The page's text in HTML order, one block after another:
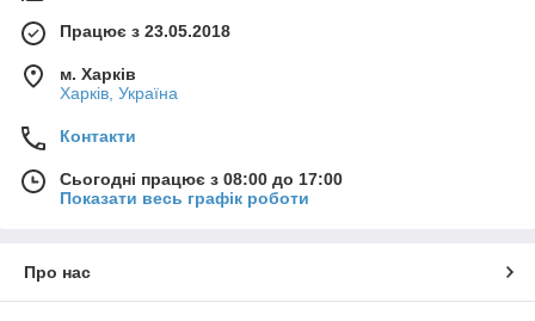
Працює з 23.05.2018
м. Харків
Харків, Україна
Контакти
Сьогодні працює з 08:00 до 17:00
Показати весь графік роботи
Про нас